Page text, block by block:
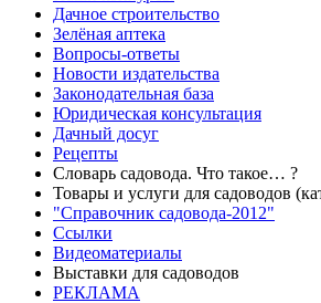
Дачное строительство
Зелёная аптека
Вопросы-ответы
Новости издательства
Законодательная база
Юридическая консультация
Дачный досуг
Рецепты
Словарь садовода. Что такое… ?
Товары и услуги для садоводов
"Справочник садовода-2012"
Ссылки
Видеоматериалы
Выставки для садоводов
РЕКЛАМА